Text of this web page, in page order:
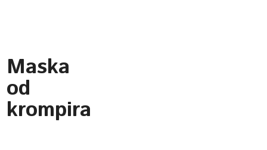
Maska
od
krompira